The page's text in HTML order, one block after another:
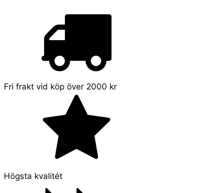
Fri frakt vid köp över 2000 kr
Högsta kvalitét